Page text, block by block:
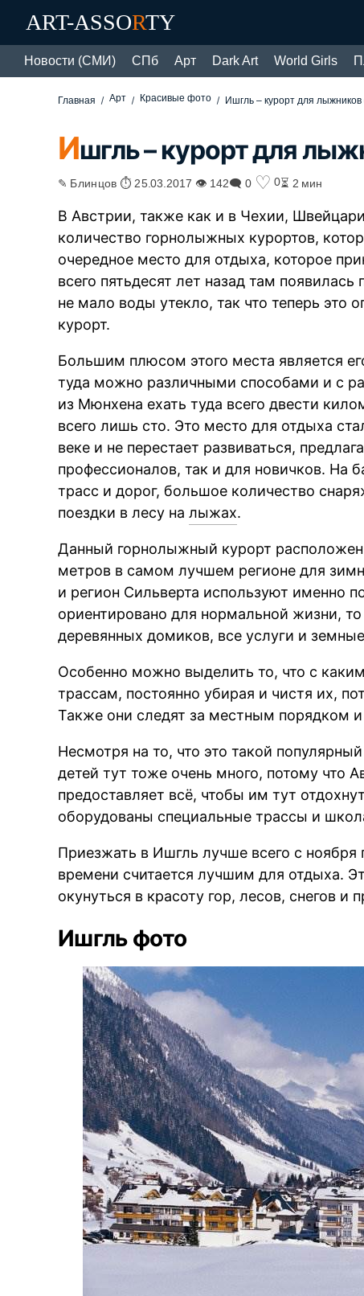
ART-ASSORTY
Новости (СМИ) СПб Арт Dark Art World Girls
Главная Арт Красивые фото Ишгль – курорт для
Ишгль – курорт для
✎ Блинцов ⏱ 25.03.2017 👁 142🗨 0 ♡ 0⏳ 2 мин
В Австрии, также как и в Чехии,
количество горнолыжных курортов,
очередное место для отдыха, которое
всего пятьдесят лет назад там
не мало воды утекло, так что теперь
курорт.
Большим плюсом этого места является
туда можно различными способами и с
из Мюнхена ехать туда всего двести
всего лишь сто. Это место для отдыха
веке и не перестает развиваться,
профессионалов, так и для новичков. На
трасс и дорог, большое количество
поездки в лесу налыжах.
Данный горнолыжный курорт
метров в самом лучшем регионе для
и регион Сильверта используют именно
ориентировано для нормальной жизни,
деревянных домиков, все услуги и
Особенно можно выделить то, что с
трассам, постоянно убирая и чистя их,
Также они следят за местным порядком
Несмотря на то, что это такой
детей тут тоже очень много, потому что
предоставляет всё, чтобы им тут
оборудованы специальные трассы и
Приезжать в Ишгль лучше всего с
времени считается лучшим для отдыха.
окунуться в красоту гор, лесов, снегов и
Ишгль фото